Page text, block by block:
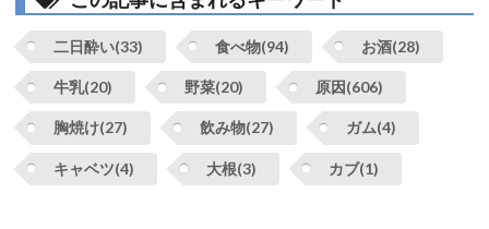
二日酔い(33) 食べ物(94) お酒(28)
牛乳(20) 野菜(20) 原因(606)
胸焼け(27) 飲み物(27) ガム(4)
キャベツ(4) 大根(3) カブ(1)